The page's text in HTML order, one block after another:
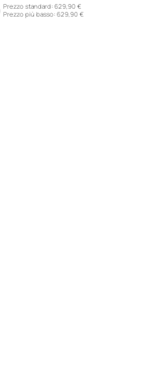
Prezzo standard:629,90 €
Prezzo più basso:629,90 €